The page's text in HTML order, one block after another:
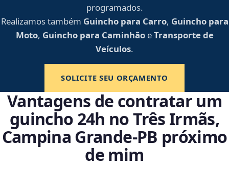
programados.
Realizamos também Guincho para Carro, Guincho para
Moto, Guincho para CaminhãoeTransporte de
Veículos.
SOLICITE SEU ORÇAMENTO
Vantagens de contratar um
guincho 24h no Três Irmãs,
Campina Grande‑PB próximo
de mim